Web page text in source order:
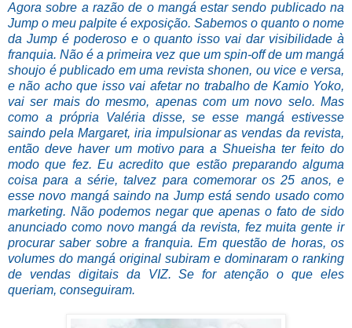
Agora sobre a razão de o mangá estar sendo publicado na
Jump o meu palpite é exposição. Sabemos o quanto o nome
da Jump é poderoso e o quanto isso vai dar visibilidade à
franquia. Não é a primeira vez que um spin-off de um mangá
shoujo é publicado em uma revista shonen, ou vice e versa,
e não acho que isso vai afetar no trabalho de Kamio Yoko,
vai ser mais do mesmo, apenas com um novo selo. Mas
como a própria Valéria disse, se esse mangá estivesse
saindo pela Margaret, iria impulsionar as vendas da revista,
então deve haver um motivo para a Shueisha ter feito do
modo que fez. Eu acredito que estão preparando alguma
coisa para a série, talvez para comemorar os 25 anos, e
esse novo mangá saindo na Jump está sendo usado como
marketing. Não podemos negar que apenas o fato de sido
anunciado como novo mangá da revista, fez muita gente ir
procurar saber sobre a franquia. Em questão de horas, os
volumes do mangá original subiram e dominaram o ranking
de vendas digitais da VIZ. Se for atenção o que eles
queriam, conseguiram.